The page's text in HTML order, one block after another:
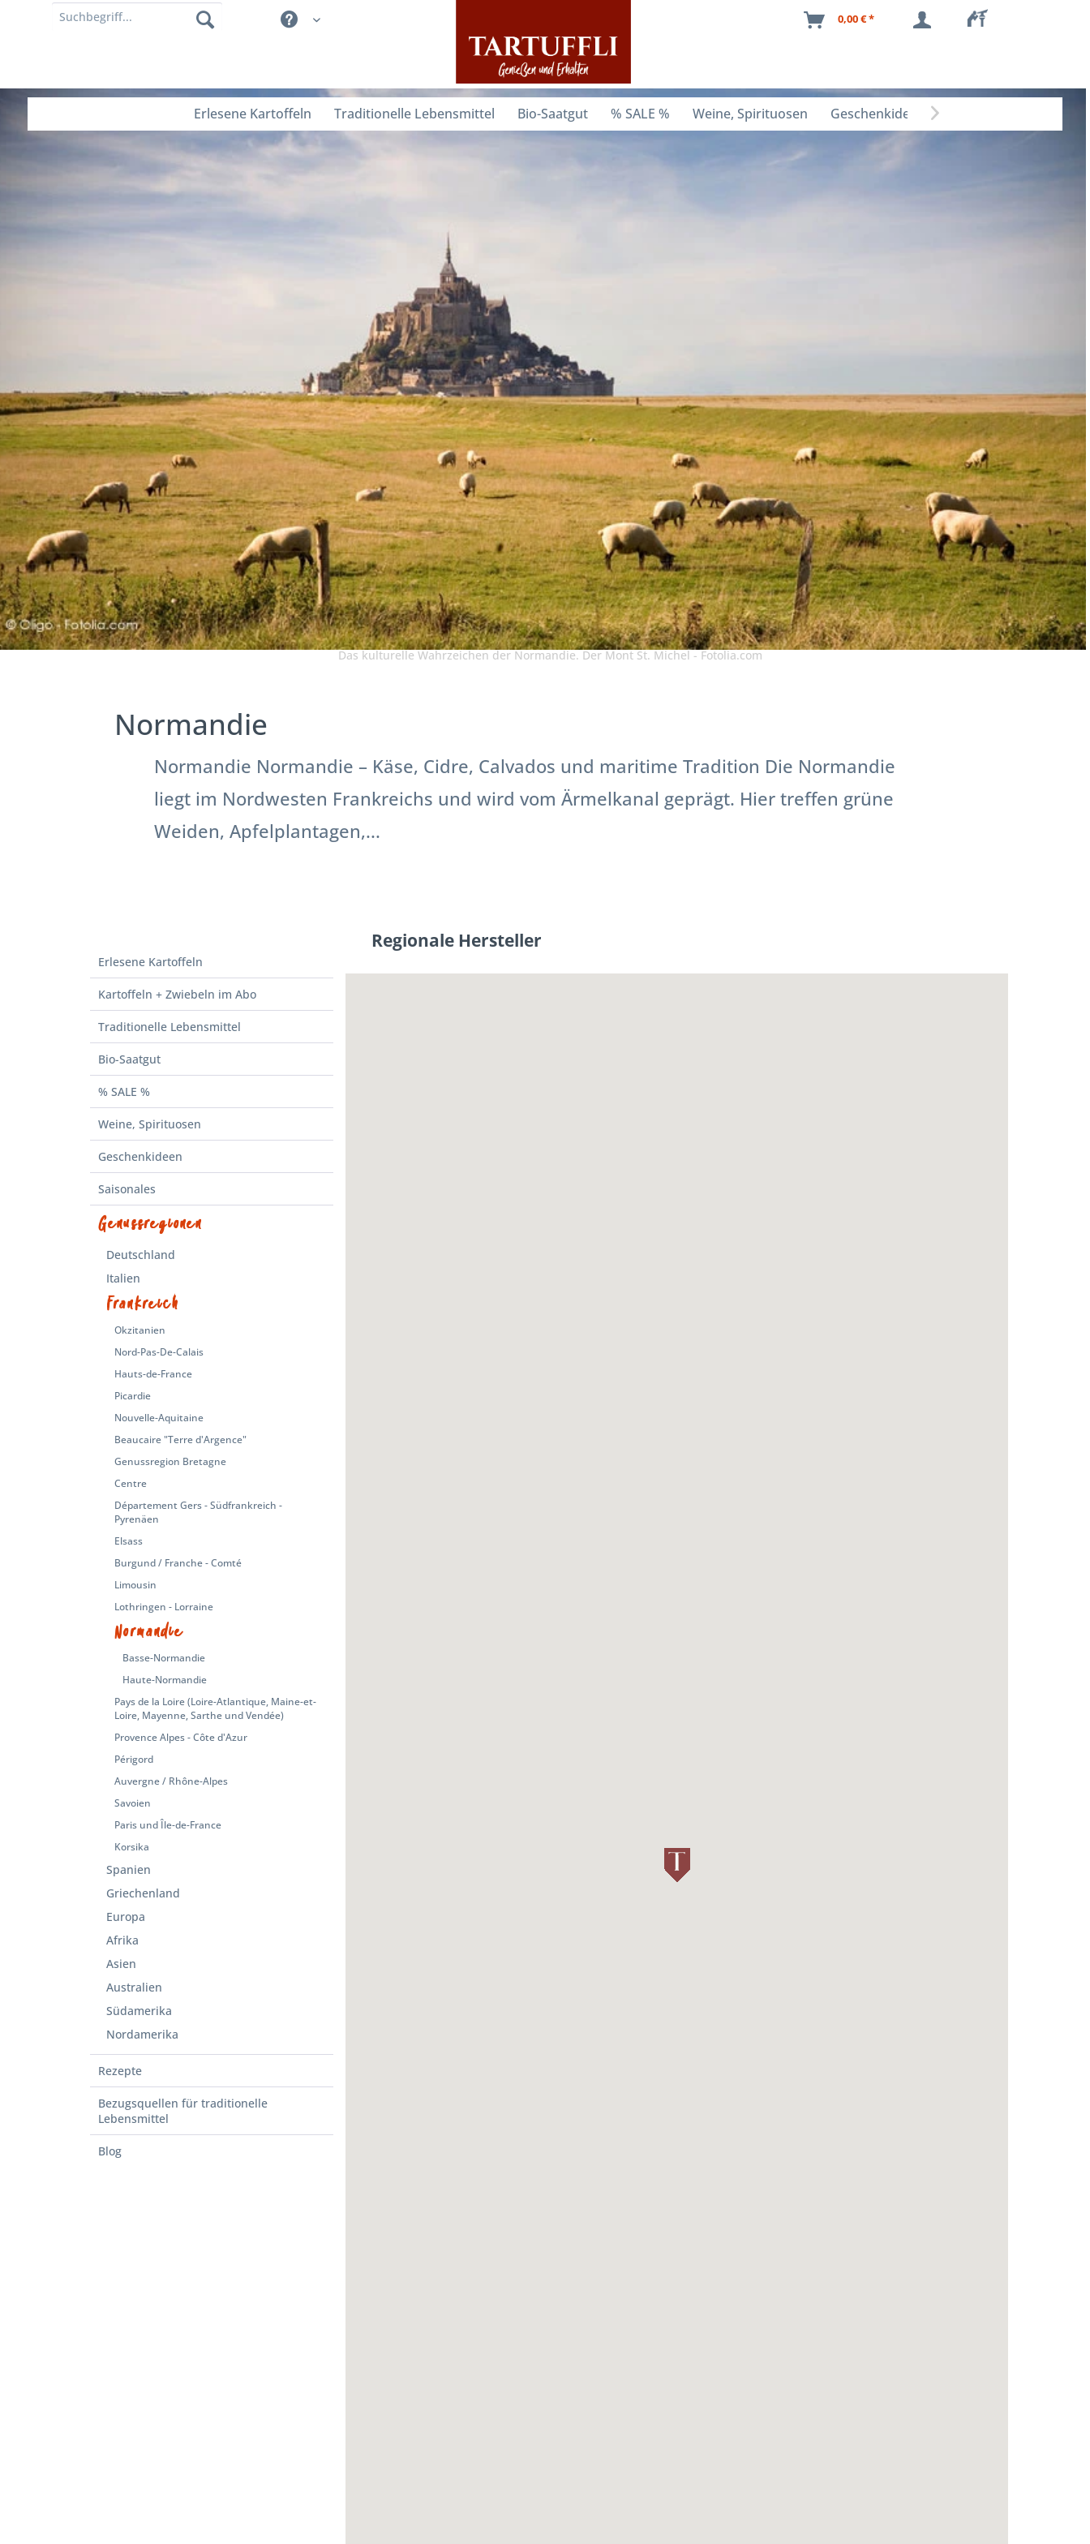
0,00 € *
Erlesene Kartoffeln Traditionelle Lebensmittel Bio-Saatgut % SALE % Weine, Spirituosen Geschenkideen 
Das kulturelle Wahrzeichen der Normandie. Der Mont St. Michel - Fotolia.com
Normandie
Normandie Normandie – Käse, Cidre, Calvados und maritime Tradition Die Normandie
liegt im Nordwesten Frankreichs und wird vom Ärmelkanal geprägt. Hier treffen grüne
Weiden, Apfelplantagen,...
Erlesene Kartoffeln
Kartoffeln + Zwiebeln im Abo
Traditionelle Lebensmittel
Bio-Saatgut
% SALE %
Weine, Spirituosen
Geschenkideen
Saisonales
Genussregionen
Deutschland
Italien
Frankreich
Okzitanien
Nord-Pas-De-Calais
Hauts-de-France
Picardie
Nouvelle-Aquitaine
Beaucaire "Terre d'Argence"
Genussregion Bretagne
Centre
Département Gers - Südfrankreich -
Pyrenäen
Elsass
Burgund / Franche - Comté
Limousin
Lothringen - Lorraine
Normandie
Basse-Normandie
Haute-Normandie
Pays de la Loire (Loire-Atlantique, Maine-et-
Loire, Mayenne, Sarthe und Vendée)
Provence Alpes - Côte d'Azur
Périgord
Auvergne / Rhône-Alpes
Savoien
Paris und Île-de-France
Korsika
Spanien
Griechenland
Europa
Afrika
Asien
Australien
Südamerika
Nordamerika
Rezepte
Bezugsquellen für traditionelle
Lebensmittel
Blog
Regionale Hersteller